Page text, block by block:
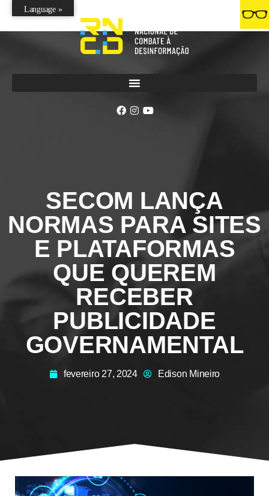
SECOM LANÇA
NORMAS PARA SITES
E PLATAFORMAS
QUE QUEREM
RECEBER
PUBLICIDADE
GOVERNAMENTAL
fevereiro 27, 2024 Edison Mineiro
Language »